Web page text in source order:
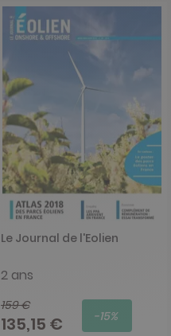
Le Journal de l'Eolien
2 ans
159 €
135,15 € -15%